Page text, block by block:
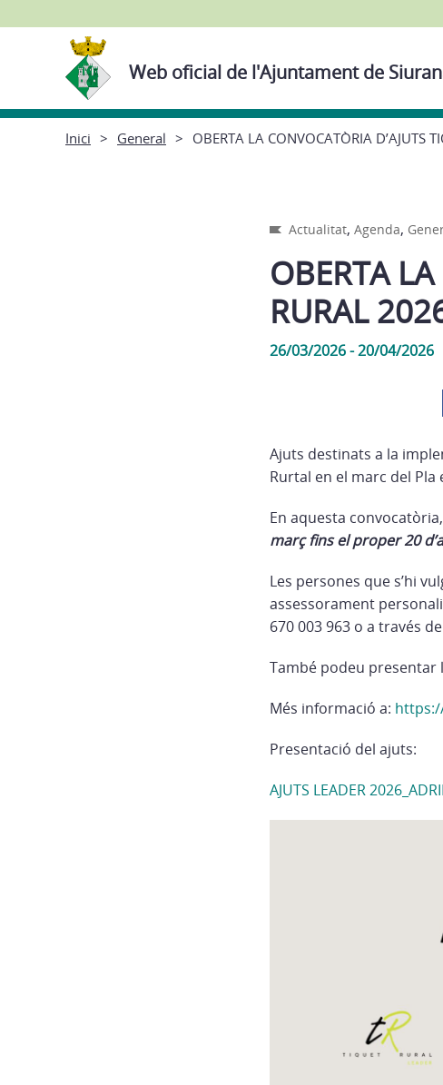
Web oficial de l'Ajuntament de
Inici General OBERTA LA CONVOCATÒRIA D’AJUTS
Actualitat, Agenda,
OBERTA
RURAL
26/03/2026 - 20/04/2026
Ajuts destinats a la
Rurtal en el marc del Pla
En aquesta
març fins el proper 20
Les persones que s’hi
assessorament
670 003 963 o a través
També podeu presentar
Més informació a:
Presentació del ajuts:
AJUTS LEADER